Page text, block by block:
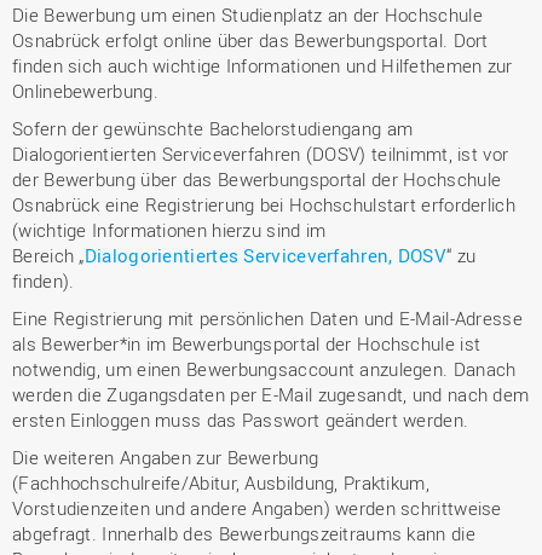
Die Bewerbung um einen Studienplatz an der Hochschule
Osnabrück erfolgt online über das Bewerbungsportal. Dort
finden sich auch wichtige Informationen und Hilfethemen zur
Onlinebewerbung.
Sofern der gewünschte Bachelorstudiengang am
Dialogorientierten Serviceverfahren (DOSV) teilnimmt, ist vor
der Bewerbung über das Bewerbungsportal der Hochschule
Osnabrück eine Registrierung bei Hochschulstart erforderlich
(wichtige Informationen hierzu sind im
Bereich „Dialogorientiertes Serviceverfahren, DOSV“ zu
finden).
Eine Registrierung mit persönlichen Daten und E-Mail-Adresse
als Bewerber*in im Bewerbungsportal der Hochschule ist
notwendig, um einen Bewerbungsaccount anzulegen. Danach
werden die Zugangsdaten per E-Mail zugesandt, und nach dem
ersten Einloggen muss das Passwort geändert werden.
Die weiteren Angaben zur Bewerbung
(Fachhochschulreife/Abitur, Ausbildung, Praktikum,
Vorstudienzeiten und andere Angaben) werden schrittweise
abgefragt. Innerhalb des Bewerbungszeitraums kann die